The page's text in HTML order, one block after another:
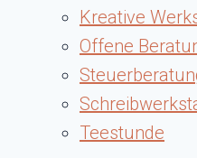
Kreative
Offene
Teestunde